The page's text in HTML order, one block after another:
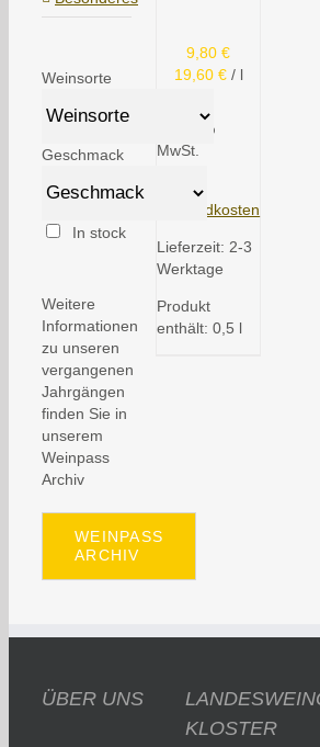
9,80€
19,60 €/ l
inkl. 7 %
MwSt.
Versandkosten
Lieferzeit: 2-3
Werktage
Produkt
enthält: 0,5 l
Weinsorte
Geschmack
In stock
Weitere
Informationen
zu unseren
vergangenen
Jahrgängen
finden Sie in
unserem
Weinpass
Archiv
WEINPASS
ARCHIV
ÜBER UNS
KLOSTER